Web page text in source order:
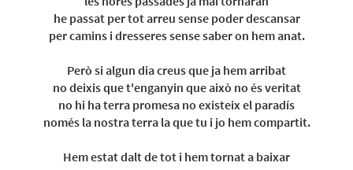
he passat per tot arreu sense poder descansar
per camins i dresseres sense saber on hem anat.
Però si algun dia creus que ja hem arribat
no deixis que t'enganyin que això no és veritat
no hi ha terra promesa no existeix el paradís
només la nostra terra la que tu i jo hem compartit.
Hem estat dalt de tot i hem tornat a baixar